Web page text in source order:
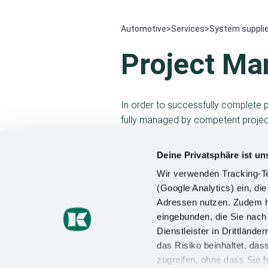
Deine Privatsphäre ist
Wir verwenden Tracking-
(Google Analytics) ein,
Adressen nutzen. Zudem
eingebunden, die Sie
Dienstleister in
das Risiko beinhaltet,
zugreifen, ohne dass Sie
Automotive>Services>System
Project
In order to successfully complete
fully managed by competent
jointly achieve milestones with